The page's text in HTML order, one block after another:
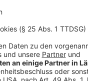
in Tönen